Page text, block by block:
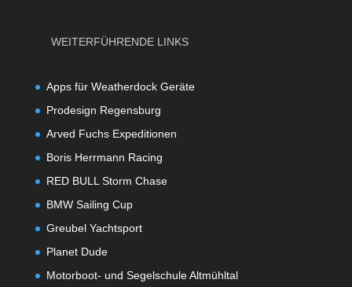
WEITERFÜHRENDE LINKS
Apps für Weatherdock Geräte
Prodesign Regensburg
Arved Fuchs Expeditionen
Boris Herrmann Racing
RED BULL Storm Chase
BMW Sailing Cup
Greubel Yachtsport
Planet Dude
Motorboot- und Segelschule Altmühltal